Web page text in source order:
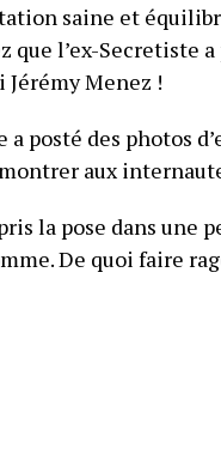
saine et
que l’ex-Secretiste
Jérémy Menez !
a posté des photos
aux
la pose dans une
De quoi faire